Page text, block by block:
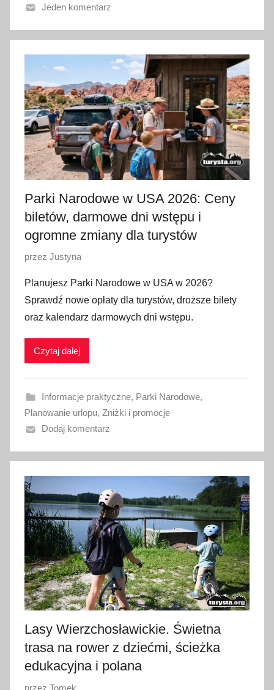
o
1
l
p
c
a
2
0
2
Jeden komentarz
Parki Narodowe w USA 2026: Ceny
biletów, darmowe dni wstępu i
ogromne zmiany dla turystów
O
u
b
l
i
a
n
o
1
l
i
p
c
a
2
0
2
6
przez Justyna
Planujesz Parki Narodowe w USA w 2026?
Sprawdź nowe opłaty dla turystów, droższe bilety
oraz kalendarz darmowych dni wstępu.
Czytaj dalej
Informacje praktyczne, Parki Narodowe,
Planowanie urlopu, Zniżki i promocje
Dodaj komentarz
Lasy Wierzchosławickie. Świetna
trasa na rower z dziećmi, ścieżka
edukacyjna i polana
O
przez Tomek